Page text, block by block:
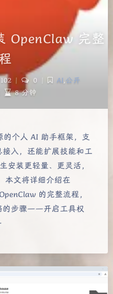
OpenClaw 完整
102 | 0 AI,公开
8 分钟
的个人 AI 助手框架，支
入，还能扩展技能和工
安装更轻量、更灵活，
本文将详细介绍在
的完整流程，
的步骤——开启工具权